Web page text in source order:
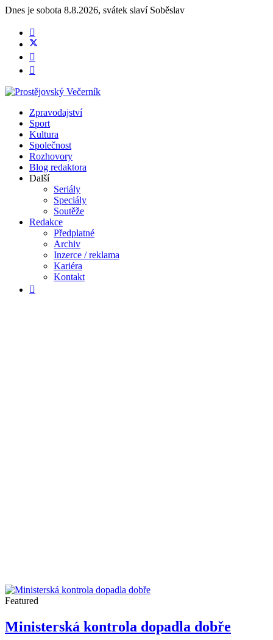
Dnes je sobota 8.8.2026, svátek slaví Soběslav
Zpravodajství
Sport
Kultura
Společnost
Rozhovory
Blog redaktora
Další
Seriály
Speciály
Soutěže
Redakce
Předplatné
Archiv
Inzerce / reklama
Kariéra
Kontakt
Featured
Ministerská kontrola dopadla dobře